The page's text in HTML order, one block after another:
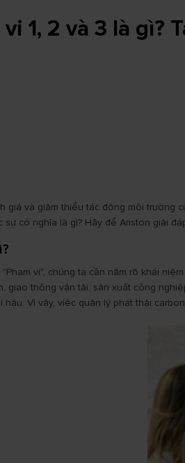
1, 2 và 3 là gì?
giá và giảm thiểu tác động môi trường
có nghĩa là gì? Hãy để Ariston giải
vi", chúng ta cần nắm rõ khái
giao thông vận tải, sản xuất công
Vì vậy, việc quản lý phát thải